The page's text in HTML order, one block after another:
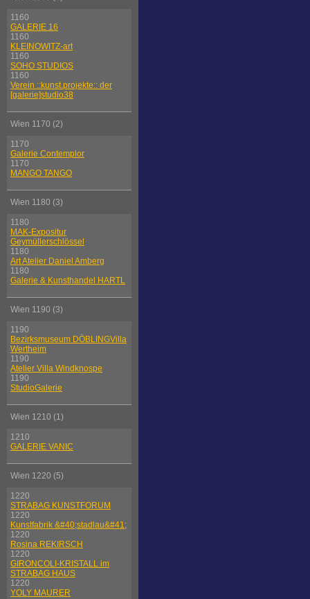
1160
GALERIE 16
1160
KLEINOWITZ-art
1160
SOHO STUDIOS
1160
Verein ::kunst.projekte:: der
[galerie]studio38
Wien 1170 (2)
1170
Galerie Contemplor
1170
MANGO TANGO
Wien 1180 (3)
1180
MAK-Expositur
Geymüllerschlössel
1180
Art Atelier Daniel Amberg
1180
Galerie & Kunsthandel HARTL
Wien 1190 (3)
1190
Bezirksmuseum DÖBLINGVilla
Wertheim
1190
Atelier Villa Windknospe
1190
StudioGalerie
Wien 1210 (1)
1210
GALERIE VANIC
Wien 1220 (5)
1220
STRABAG KUNSTFORUM
1220
Kunstfabrik &#40;stadlau&#41;
1220
Rosina REKIRSCH
1220
GIRONCOLI-KRISTALL im
STRABAG HAUS
1220
YOLY MAURER